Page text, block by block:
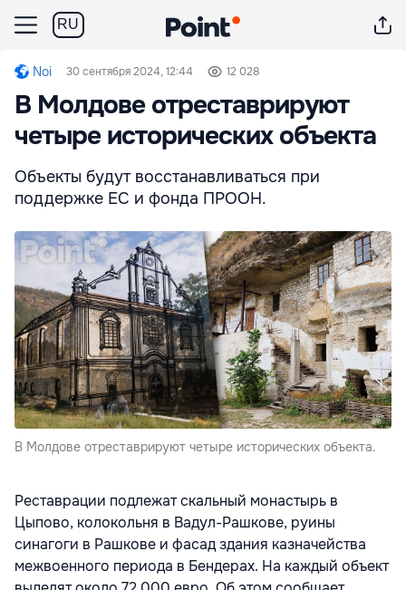
RU
Noi 30 сентября 2024, 12:44 12 028
В Молдове отреставрируют
четыре исторических объекта
Объекты будут восстанавливаться при
поддержке ЕС и фонда ПРООН.
В Молдове отреставрируют четыре исторических объекта.
Реставрации подлежат скальный монастырь в
Цыпово, колокольня в Вадул-Рашкове, руины
синагоги в Рашкове и фасад здания казначейства
межвоенного периода в Бендерах. На каждый объект